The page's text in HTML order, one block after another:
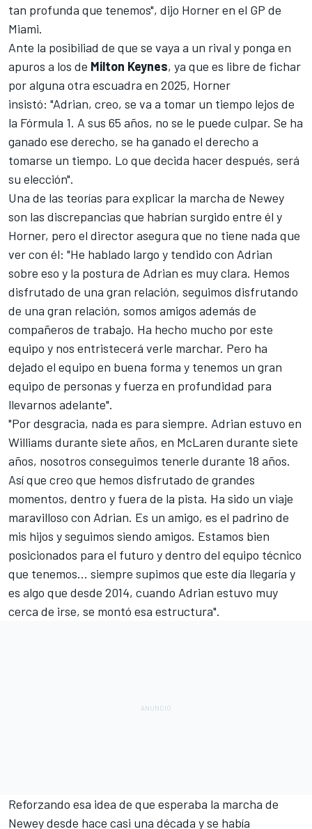
tan profunda que tenemos", dijo Horner en el GP de
Miami.
Ante la posibiliad de que se vaya a un rival y ponga en
apuros a los de Milton Keynes, ya que es libre de fichar
por alguna otra escuadra en 2025, Horner
insistó: "Adrian, creo, se va a tomar un tiempo lejos de
la Fórmula 1. A sus 65 años, no se le puede culpar. Se ha
ganado ese derecho, se ha ganado el derecho a
tomarse un tiempo. Lo que decida hacer después, será
su elección".
Una de las teorías para explicar la marcha de Newey
son las discrepancias que habrían surgido entre él y
Horner, pero el director asegura que no tiene nada que
ver con él: "He hablado largo y tendido con Adrian
sobre eso y la postura de Adrian es muy clara. Hemos
disfrutado de una gran relación, seguimos disfrutando
de una gran relación, somos amigos además de
compañeros de trabajo. Ha hecho mucho por este
equipo y nos entristecerá verle marchar. Pero ha
dejado el equipo en buena forma y tenemos un gran
equipo de personas y fuerza en profundidad para
llevarnos adelante".
"Por desgracia, nada es para siempre. Adrian estuvo en
Williams durante siete años, en McLaren durante siete
años, nosotros conseguimos tenerle durante 18 años.
Así que creo que hemos disfrutado de grandes
momentos, dentro y fuera de la pista. Ha sido un viaje
maravilloso con Adrian. Es un amigo, es el padrino de
mis hijos y seguimos siendo amigos. Estamos bien
posicionados para el futuro y dentro del equipo técnico
que tenemos... siempre supimos que este día llegaría y
es algo que desde 2014, cuando Adrian estuvo muy
cerca de irse, se montó esa estructura".
Reforzando esa idea de que esperaba la marcha de
Newey desde hace casi una década y se había